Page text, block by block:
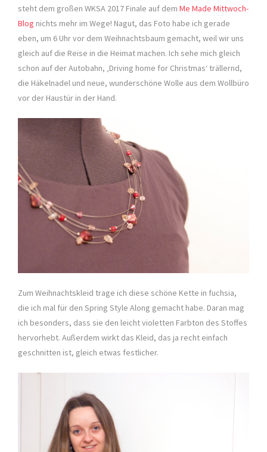
steht dem großen WKSA 2017 Finale auf dem Me Made Mittwoch-
Blog nichts mehr im Wege! Nagut, das Foto habe ich gerade
eben, um 6 Uhr vor dem Weihnachtsbaum gemacht, weil wir uns
gleich auf die Reise in die Heimat machen. Ich sehe mich gleich
schon auf der Autobahn, ‚Driving home for Christmas‘ trällernd,
die Häkelnadel und neue, wunderschöne Wolle aus dem Wollbüro
vor der Haustür in der Hand.
Zum Weihnachtskleid trage ich diese schöne Kette in fuchsia,
die ich mal für den Spring Style Along gemacht habe. Daran mag
ich besonders, dass sie den leicht violetten Farbton des Stoffes
hervorhebt. Außerdem wirkt das Kleid, das ja recht einfach
geschnitten ist, gleich etwas festlicher.